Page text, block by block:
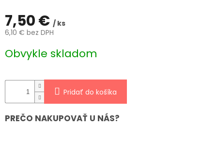
7,50 € / ks
6,10 € bez DPH
cena:
Obvykle skladom
Pridať do košíka
PREČO NAKUPOVAŤ U NÁS?